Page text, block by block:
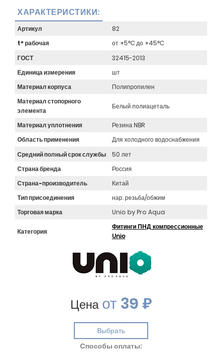
ХАРАКТЕРИСТИКИ:
Артикул
82
t° рабочая
от +5°C до +45°C
ГОСТ
32415-2013
Единица измерения
шт
Материал корпуса
Полипропилен
Материал стопорного
элемента
Белый полиацеталь
Материал уплотнения
Резина NBR
Область применения
Для холодного водоснабжения
Средний полный срок службы
50 лет
Страна бренда
Россия
Страна-производитель
Китай
Тип присоединения
нар. резьба/обжим
Торговая марка
Unio by Pro Aqua
Категория
Фитинги ПНД компрессионные
Unio
Ценаот39 ₽
Выбрать
Cпособы оплаты: